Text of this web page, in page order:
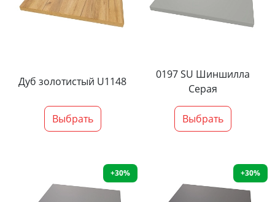
Дуб золотистый U1148
Выбрать
0197 SU Шиншилла
Серая
Выбрать
+30% +30%